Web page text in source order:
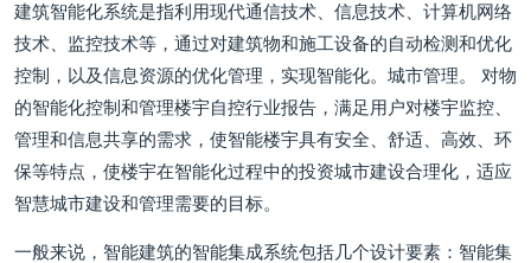
建筑智能化系统是指利用现代通信技术、信息技术、计算机网络
技术、监控技术等，通过对建筑物和施工设备的自动检测和优化
控制，以及信息资源的优化管理，实现智能化。城市管理。 对物
的智能化控制和管理楼宇自控行业报告，满足用户对楼宇监控、
管理和信息共享的需求，使智能楼宇具有安全、舒适、高效、环
保等特点，使楼宇在智能化过程中的投资城市建设合理化，适应
智慧城市建设和管理需要的目标。
一般来说，智能建筑的智能集成系统包括几个设计要素：智能集